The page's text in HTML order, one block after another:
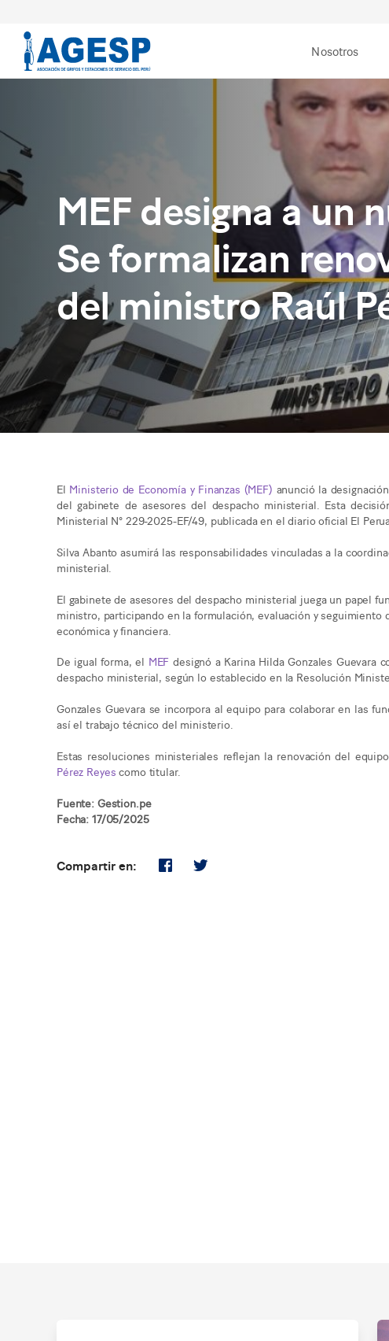
Nosotros
MEF designa a un
Se formalizan
del ministro Raúl
El Ministerio de Economía y Finanzas (MEF) anunció la
del gabinete de asesores del despacho ministerial. Esta
Ministerial N° 229-2025-EF/49, publicada en el diario oficial El
Silva Abanto asumirá las responsabilidades vinculadas a la
ministerial.
El gabinete de asesores del despacho ministerial juega un papel
ministro, participando en la formulación, evaluación y seguimiento
económica y financiera.
De igual forma, el MEF designó a Karina Hilda Gonzales Guevara
despacho ministerial, según lo establecido en la Resolución
Gonzales Guevara se incorpora al equipo para colaborar en las
así el trabajo técnico del ministerio.
Estas resoluciones ministeriales reflejan la renovación del
Pérez Reyes como titular.
Fuente: Gestion.pe
Fecha: 17/05/2025
Compartir en: